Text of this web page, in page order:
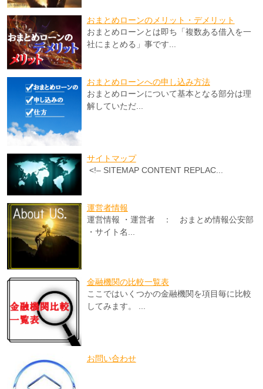
おまとめローンのメリット・デメリット
おまとめローンとは即ち「複数ある借入を一
社にまとめる」事です...
おまとめローンへの申し込み方法
おまとめローンについて基本となる部分は理
解していただ...
サイトマップ
<!– SITEMAP CONTENT REPLAC...
運営者情報
運営情報 ・運営者 ： おまとめ情報公安部
・サイト名...
金融機関の比較一覧表
ここではいくつかの金融機関を項目毎に比較
してみます。 ...
お問い合わせ